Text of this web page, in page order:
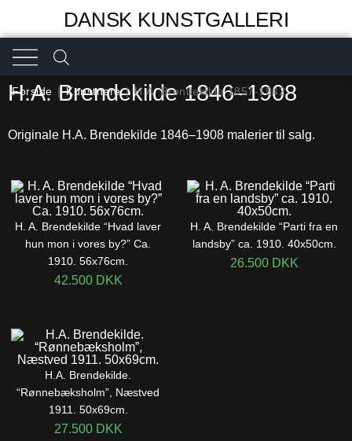
DANSK KUNSTGALLERI
Forside |Kunstnere| H.A. Brendekilde 1857-1942
H.A. Brendekilde 1846–1908
Originale H.A. Brendekilde 1846–1908 malerier til salg.
H. A. Brendekilde “Hvad laver
hun mon i vores by?” Ca.
1910. 56x76cm.
42.500 DKK
H. A. Brendekilde “Parti fra en
landsby” ca. 1910. 40x50cm.
26.500 DKK
H.A. Brendekilde.
“Rønnebæksholm”, Næstved
1911. 50x69cm.
27.500 DKK